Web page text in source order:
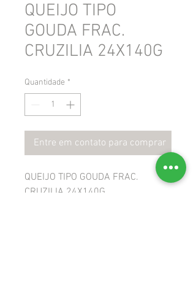
QUEIJO TIPO
GOUDA FRAC.
CRUZILIA 24X140G
Quantidade *
Entre em contato para comprar
QUEIJO TIPO GOUDA FRAC.
CRUZILIA 24X140G